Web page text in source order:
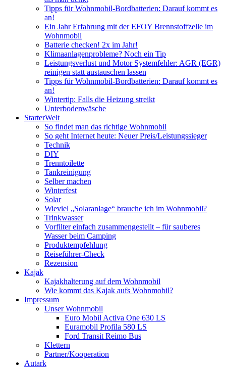
Tipps für Wohnmobil-Bordbatterien: Darauf kommt es
an!
Ein Jahr Erfahrung mit der EFOY Brennstoffzelle im
Wohnmobil
Batterie checken! 2x im Jahr!
Klimaanlagenprobleme? Noch ein Tip
Leistungsverlust und Motor Systemfehler: AGR (EGR)
reinigen statt austauschen lassen
Tipps für Wohnmobil-Bordbatterien: Darauf kommt es
an!
Wintertip: Falls die Heizung streikt
Unterbodenwäsche
StarterWelt
So findet man das richtige Wohnmobil
So geht Internet heute: Neuer Preis/Leistungssieger
Technik
DIY
Trenntoilette
Tankreinigung
Selber machen
Winterfest
Solar
Wieviel „Solaranlage“ brauche ich im Wohnmobil?
Trinkwasser
Vorfilter einfach zusammengestellt – für sauberes
Wasser beim Camping
Produktempfehlung
Reiseführer-Check
Rezension
Kajak
Kajakhalterung auf dem Wohnmobil
Wie kommt das Kajak aufs Wohnmobil?
Impressum
Unser Wohnmobil
Euro Mobil Activa One 630 LS
Euramobil Profila 580 LS
Ford Transit Reimo Bus
Klettern
Partner/Kooperation
Autark